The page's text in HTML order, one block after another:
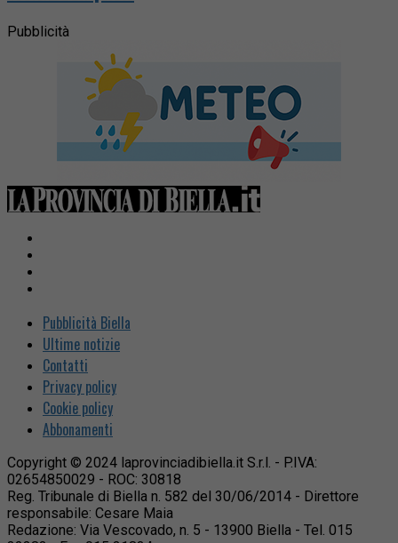
Pubblicità
Pubblicità Biella
Ultime notizie
Contatti
Privacy policy
Cookie policy
Abbonamenti
Copyright © 2024 laprovinciadibiella.it S.r.l. - P.IVA:
02654850029 - ROC: 30818
Reg. Tribunale di Biella n. 582 del 30/06/2014 - Direttore
responsabile: Cesare Maia
Redazione: Via Vescovado, n. 5 - 13900 Biella - Tel. 015